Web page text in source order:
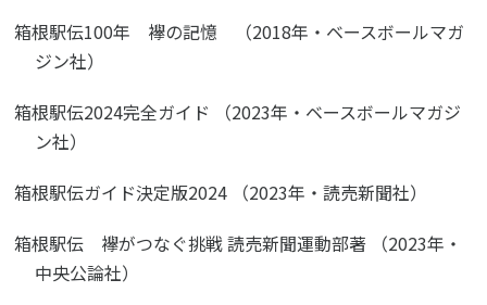
箱根駅伝100年 襷の記憶 （2018年・ベースボールマガ
ジン社）
箱根駅伝2024完全ガイド （2023年・ベースボールマガジ
ン社）
箱根駅伝ガイド決定版2024 （2023年・読売新聞社）
箱根駅伝 襷がつなぐ挑戦 読売新聞運動部著 （2023年・
中央公論社）